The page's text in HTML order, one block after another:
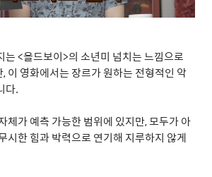
는<올드보이>의 소년미 넘치는 느낌으로
,이 영화에서는 장르가 원하는 전형적인 악
다.
체가 예측 가능한 범위에 있지만,모두가 아
시한 힘과 박력으로 연기해 지루하지 않게